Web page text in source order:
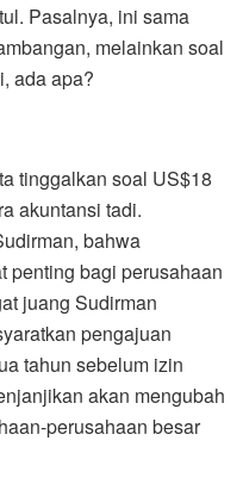
Pasalnya, ini sama
melainkan soal
ada apa?
tinggalkan soal US$18
akuntansi tadi.
bahwa
penting bagi perusahaan
juang Sudirman
pengajuan
tahun sebelum izin
akan mengubah
perusahaan besar